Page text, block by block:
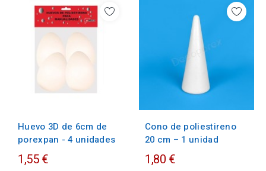
Huevo 3D de 6cm de
porexpan - 4 unidades
1,55 €
Cono de poliestireno
20 cm – 1 unidad
1,80 €